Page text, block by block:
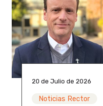
20 de Julio de 2026
Noticias Rector